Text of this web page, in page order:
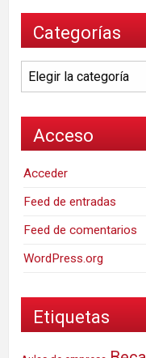
Categorías
Categorías
Acceso
Acceder
Feed de entradas
Feed de comentarios
WordPress.org
Etiquetas